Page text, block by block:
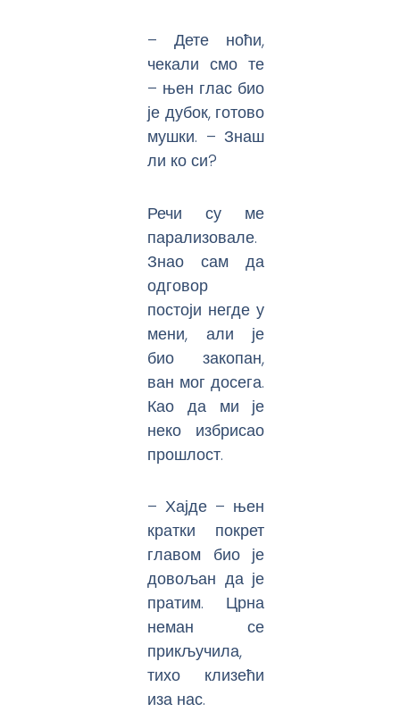
– Дете ноћи,
чекали смо те
– њен глас био
је дубок, готово
мушки. – Знаш
ли ко си?
Речи су ме
парализовале.
Знао сам да
одговор
постоји негде у
мени, али је
био закопан,
ван мог досега.
Као да ми је
неко избрисао
прошлост.
– Хајде – њен
кратки покрет
главом био је
довољан да је
пратим. Црна
неман се
прикључила,
тихо клизећи
иза нас.